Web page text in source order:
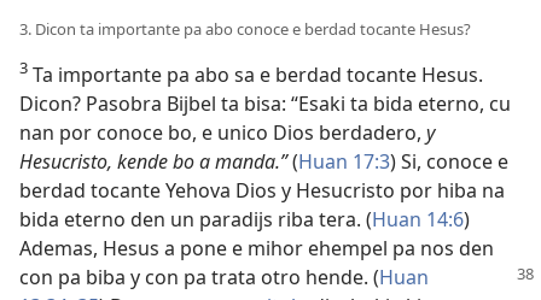
3. Dicon ta importante pa abo conoce e berdad tocante Hesus?
3 Ta importante pa abo sa e berdad tocante Hesus.
Dicon? Pasobra Bijbel ta bisa: “Esaki ta bida eterno, cu
nan por conoce bo, e unico Dios berdadero, y
Hesucristo, kende bo a manda.”(Huan 17:3) Si, conoce e
berdad tocante Yehova Dios y Hesucristo por hiba na
bida eterno den un paradijs riba tera. (Huan 14:6)
Ademas, Hesus a pone e mihor ehempel pa nos den
con pa biba y con pa trata otro hende. (Huan